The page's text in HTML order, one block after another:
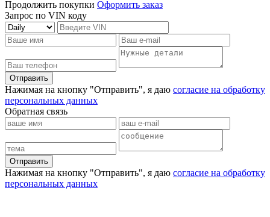
Продолжить покупки Оформить заказ
Запрос по VIN коду
Отправить
Нажимая на кнопку "Отправить", я даю согласие на обработку
персональных данных
Обратная связь
Отправить
Нажимая на кнопку "Отправить", я даю согласие на обработку
персональных данных